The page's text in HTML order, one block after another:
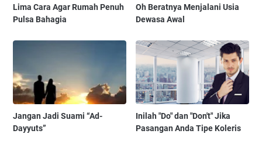
Lima Cara Agar Rumah Penuh
Pulsa Bahagia
Oh Beratnya Menjalani Usia
Dewasa Awal
Jangan Jadi Suami “Ad-
Dayyuts”
Inilah "Do" dan "Don't" Jika
Pasangan Anda Tipe Koleris